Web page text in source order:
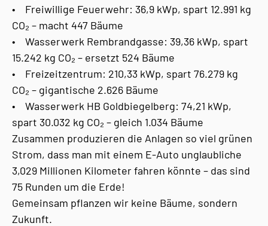
• Freiwillige Feuerwehr: 36,9 kWp, spart 12.991 kg
CO₂ – macht 447 Bäume
• Wasserwerk Rembrandgasse: 39,36 kWp, spart
15.242 kg CO₂ – ersetzt 524 Bäume
• Freizeitzentrum: 210,33 kWp, spart 76.279 kg
CO₂ – gigantische 2.626 Bäume
• Wasserwerk HB Goldbiegelberg: 74,21 kWp,
spart 30.032 kg CO₂ – gleich 1.034 Bäume
Zusammen produzieren die Anlagen so viel grünen
Strom, dass man mit einem E-Auto unglaubliche
3,029 Millionen Kilometer fahren könnte – das sind
75 Runden um die Erde!
Gemeinsam pflanzen wir keine Bäume, sondern
Zukunft.